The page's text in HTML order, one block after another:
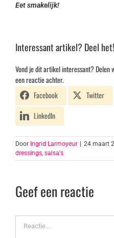
Eet smakelijk!
Interessant artikel? Deel het!
Vond je dit artikel interessant?
een reactie achter.
Facebook
Twitter
LinkedIn
Door Ingrid Larmoyeur | 24 maart
dressings, salsa's
Geef een reactie